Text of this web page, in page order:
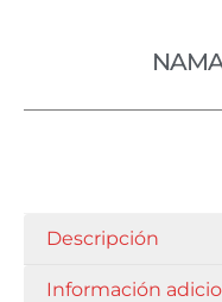
Descripción
Información